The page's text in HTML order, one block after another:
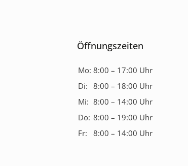
Öffnungszeiten
Mo: 8:00 – 17:00 Uhr
Di: 8:00 – 18:00 Uhr
Mi: 8:00 – 14:00 Uhr
Do: 8:00 – 19:00 Uhr
Fr:
8:00 – 14:00 Uhr